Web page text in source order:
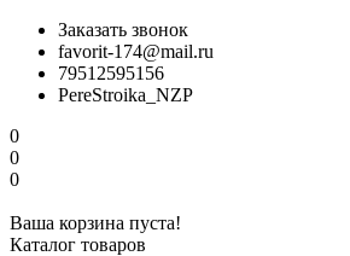
Заказать звонок
favorit-174@mail.ru
79512595156
PereStroika_NZP
0
0
0
Ваша корзина пуста!
Каталог товаров